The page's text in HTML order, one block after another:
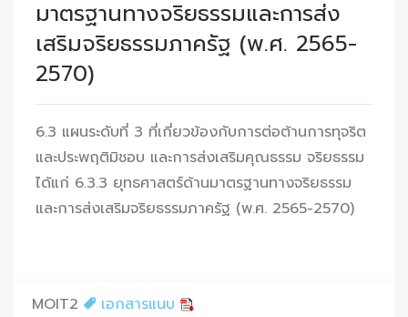
มาตรฐานทางจริยธรรมและการส่ง
เสริมจริยธรรมภาครัฐ (พ.ศ. 2565-
2570)
6.3 แผนระดับที่ 3 ที่เกี่ยวข้องกับการต่อต้านการทุจริต
และประพฤติมิชอบ และการส่งเสริมคุณธรรม จริยธรรม
ได้แก่ 6.3.3 ยุทธศาสตร์ด้านมาตรฐานทางจริยธรรม
และการส่งเสริมจริยธรรมภาครัฐ (พ.ศ. 2565-2570)
MOIT2
เอกสารแนบ